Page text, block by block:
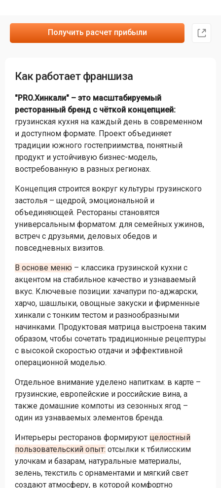
Получить расчет прибыли
Как работает франшиза
"PRO.Хинкали" – это масштабируемый
ресторанный бренд с чёткой концепцией:
грузинская кухня на каждый день в современном
и доступном формате. Проект объединяет
традиции южного гостеприимства, понятный
продукт и устойчивую бизнес-модель,
востребованную в разных регионах.
Концепция строится вокруг культуры грузинского
застолья – щедрой, эмоциональной и
объединяющей. Рестораны становятся
универсальным форматом: для семейных ужинов,
встреч с друзьями, деловых обедов и
повседневных визитов.
В основе меню – классика грузинской кухни с
акцентом на стабильное качество и узнаваемый
вкус. Ключевые позиции: хачапури по-аджарски,
харчо, шашлыки, овощные закуски и фирменные
хинкали с тонким тестом и разнообразными
начинками. Продуктовая матрица выстроена таким
образом, чтобы сочетать традиционные рецептуры
с высокой скоростью отдачи и эффективной
операционной моделью.
Отдельное внимание уделено напиткам: в карте –
грузинские, европейские и российские вина, а
также домашние компоты из сезонных ягод –
один из узнаваемых элементов бренда.
Интерьеры ресторанов формируют целостный
пользовательский опыт: отсылки к тбилисским
улочкам и базарам, натуральные материалы,
зелень, текстиль с орнаментами и мягкий свет
создают атмосферу, в которой комфортно